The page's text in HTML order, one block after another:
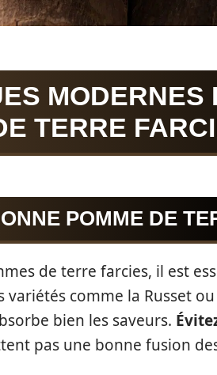
MODERNES
TERRE
POMME DE
de terre farcies, il est
variétés comme la Russet
bien les saveurs.
pas une bonne fusion